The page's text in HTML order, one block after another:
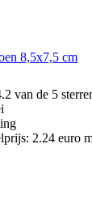
8,5x7,5 cm
van de 5
2.24 euro